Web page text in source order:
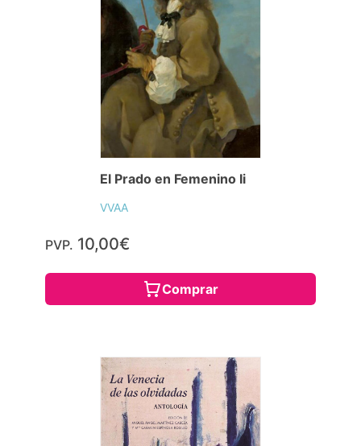
El Prado en Femenino Ii
VVAA
PVP. 10,00€
Comprar